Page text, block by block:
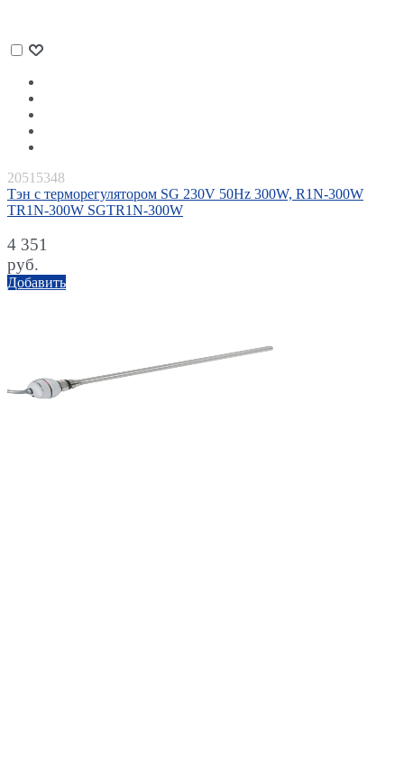
20515348
Тэн с терморегулятором SG 230V 50Hz 300W, R1N-300W
TR1N-300W SGTR1N-300W
4 351
руб.
Добавить